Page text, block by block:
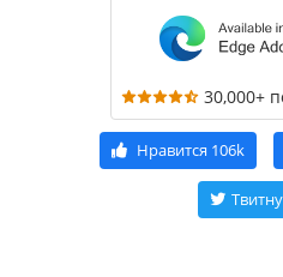
30,000+
Нравится 106k